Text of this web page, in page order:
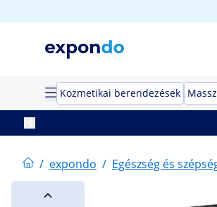
Kozmetikai berendezések
/ expondo / Egészség és